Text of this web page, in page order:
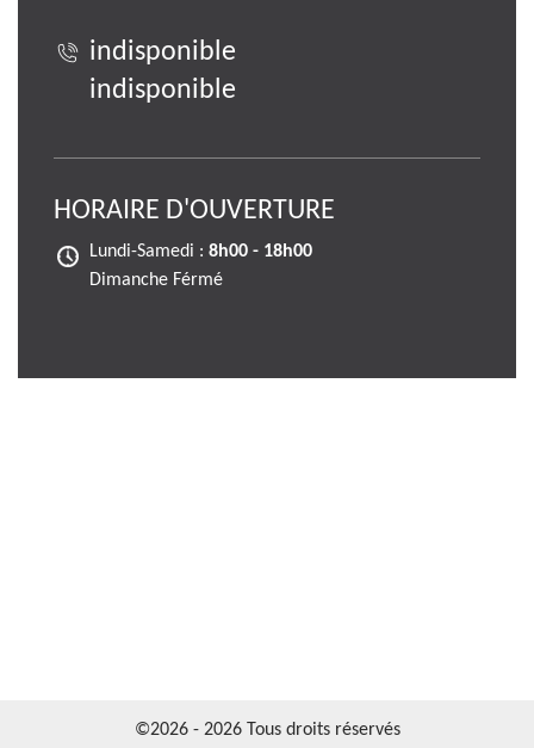
indisponible
indisponible
HORAIRE D'OUVERTURE
Lundi-Samedi : 8h00 - 18h00
Dimanche Férmé
©2026 - 2026 Tous droits réservés